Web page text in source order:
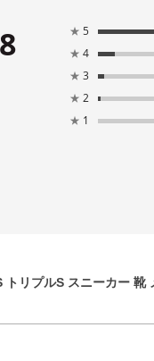
★ 5
★ 4
★ 3
★ 2
★ 1
リプルS スニーカー 靴